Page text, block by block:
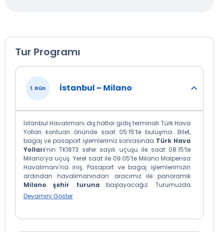
Tur Programı
1. Gün İstanbul – Milano
İstanbul Havalimanı dış hatlar gidiş terminali Türk Hava
Yolları kontuarı önünde saat 05.15’te buluşma. Bilet,
bagaj ve pasaport işlemlerimiz sonrasında Türk Hava
Yolları’nın TK1873 sefer sayılı uçuşu ile saat 08.15’te
Milano’ya uçuş. Yerel saat ile 09.05’te Milano Malpensa
Havalimanı’na iniş. Pasaport ve bagaj işlemlerimizin
ardından havalimanından aracımız ile panoramik
Milano şehir turuna başlayacağız. Turumuzda
tamamlanması yaklaşık 500 yılı bulan ve Avrupa’nın
yapan ve 1877 yılında açılarak Avrupa’nın ilk kapalı
Devamını Göster